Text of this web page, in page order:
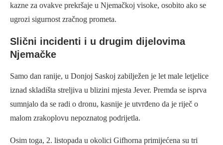
kazne za ovakve prekršaje u Njemačkoj visoke, osobito ako se
ugrozi sigurnost zračnog prometa.
Slični incidenti i u drugim dijelovima
Njemačke
Samo dan ranije, u Donjoj Saskoj zabilježen je let male letjelice
iznad skladišta streljiva u blizini mjesta Jever. Premda se isprva
sumnjalo da se radi o dronu, kasnije je utvrđeno da je riječ o
malom zrakoplovu nepoznatog podrijetla.
Osim toga, 2. listopada u okolici Gifhorna primijećena su tri